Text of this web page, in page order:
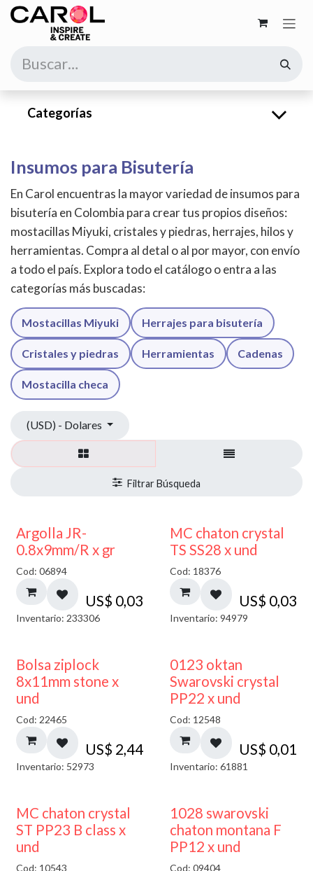
Ir al contenido
Categorías
Insumos para Bisutería
En Carol encuentras la mayor variedad de insumos para
bisutería en Colombia para crear tus propios diseños:
mostacillas Miyuki, cristales y piedras, herrajes, hilos y
herramientas. Compra al detal o al por mayor, con envío
a todo el país. Explora todo el catálogo o entra a las
categorías más buscadas:
Mostacillas Miyuki Herrajes para bisutería
Cristales y piedras Herramientas Cadenas
Mostacilla checa
(USD) - Dolares
Argolla JR-
0.8x9mm/R x gr
Cod: 06894
US$ 0,03
Inventario: 233306
MC chaton crystal
TS SS28 x und
Cod: 18376
US$ 0,03
Inventario: 94979
¡NUEVO!
Bolsa ziplock
8x11mm stone x
und
Cod: 22465
US$ 2,44
Inventario: 52973
0123 oktan
Swarovski crystal
PP22 x und
Cod: 12548
US$ 0,01
Inventario: 61881
MC chaton crystal
ST PP23 B class x
und
Cod: 10543
1028 swarovski
chaton montana F
PP12 x und
Cod: 09404